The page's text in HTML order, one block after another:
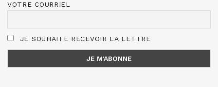
VOTRE COURRIEL
JE SOUHAITE RECEVOIR LA LETTRE